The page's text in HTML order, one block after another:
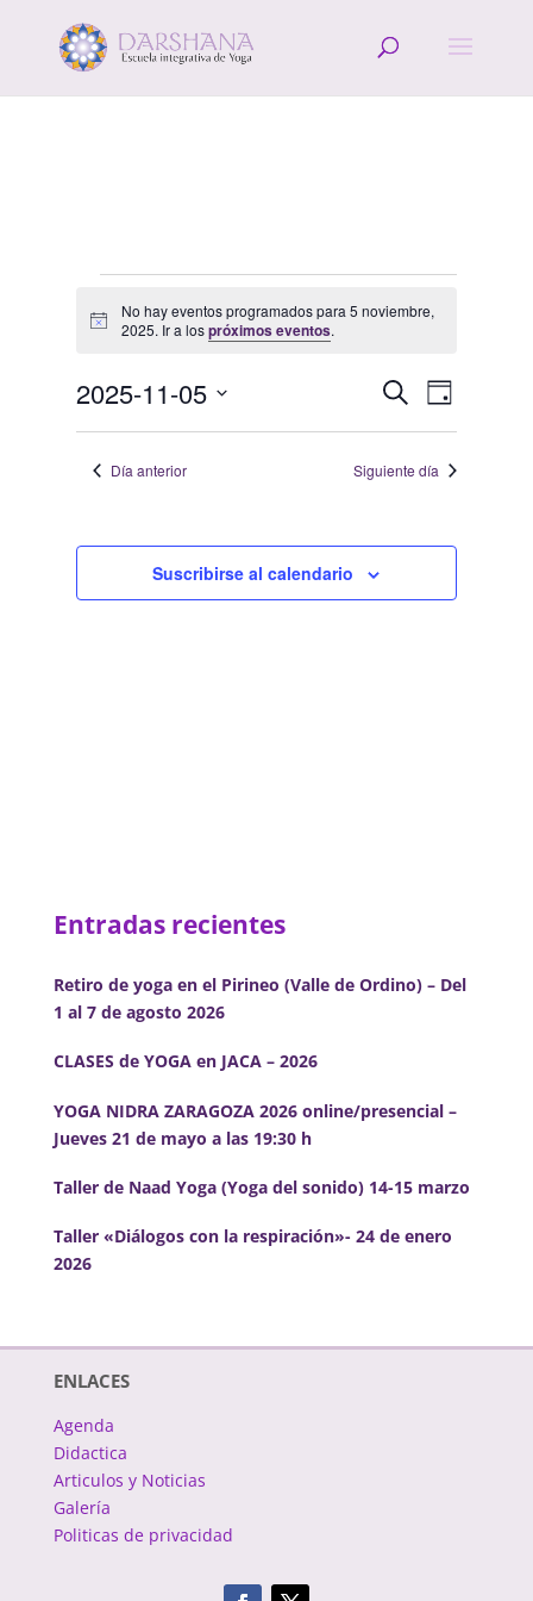
Eventos
en
noviembre,
2025
Aviso
No hay eventos programados para 5 noviembre,
2025. Ir a lospróximos eventos.
de
y
de
Eventos
Buscar
de
vistas
de
Día
2025-11-05
fecha.Día anterior Siguiente día
Suscribirse al calendario
Entradas recientes
Retiro de yoga en el Pirineo (Valle de Ordino) – Del
1 al 7 de agosto 2026
CLASES de YOGA en JACA – 2026
YOGA NIDRA ZARAGOZA 2026 online/presencial –
Jueves 21 de mayo a las 19:30 h
Taller de Naad Yoga (Yoga del sonido) 14-15 marzo
Taller «Diálogos con la respiración»- 24 de enero
2026
ENLACES
Agenda
Didactica
Articulos y Noticias
Galería
Politicas de privacidad